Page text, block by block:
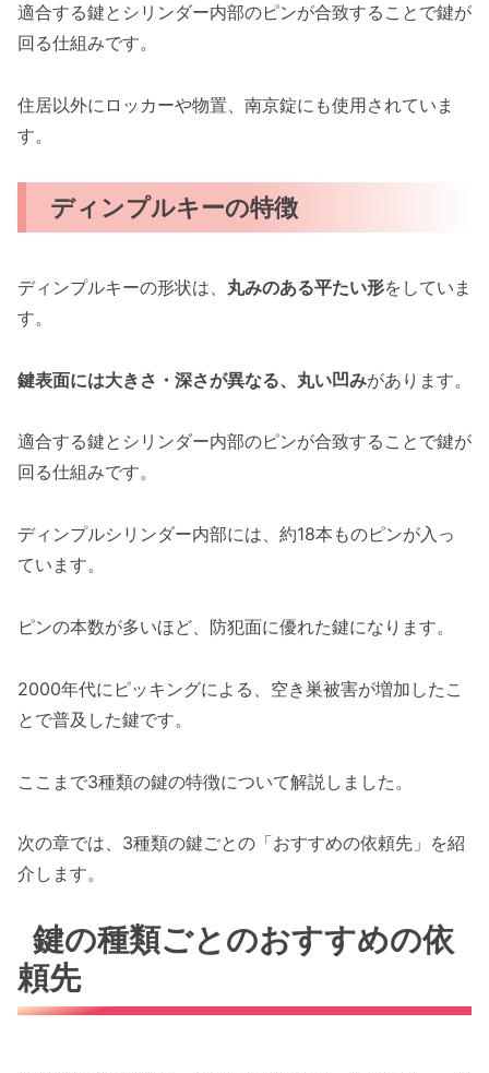
適合する鍵とシリンダー内部のピンが合致することで鍵が
回る仕組みです。
住居以外にロッカーや物置、南京錠にも使用されていま
す。
ディンプルキーの特徴
ディンプルキーの形状は、 丸みのある平たい形をしていま
す。
鍵表面には大きさ・深さが異なる、丸い凹みがあります。
適合する鍵とシリンダー内部のピンが合致することで鍵が
回る仕組みです。
ディンプルシリンダー内部には、約18本ものピンが入っ
ています。
ピンの本数が多いほど、防犯面に優れた鍵になります。
2000年代にピッキングによる、空き巣被害が増加したこ
とで普及した鍵です。
ここまで3種類の鍵の特徴について解説しました。
次の章では、3種類の鍵ごとの「おすすめの依頼先」を紹
介します。
鍵の種類ごとのおすすめの依
頼先